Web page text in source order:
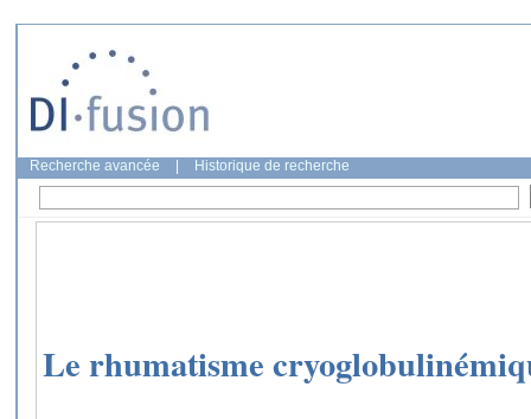
Recherche avancée Historique de recherche
Le rhumatisme